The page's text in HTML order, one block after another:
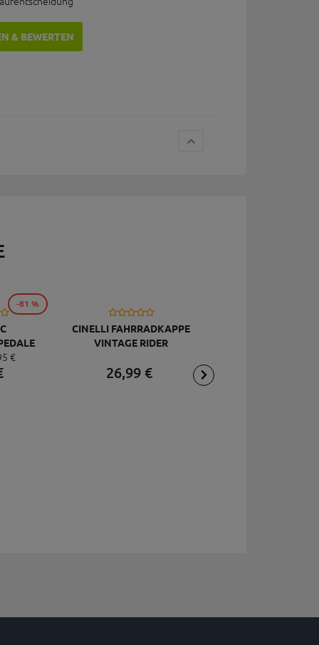
& BEWERTEN
€
-81 %
CINELLI FAHRRADKAPPE
VINTAGE RIDER
26,99€